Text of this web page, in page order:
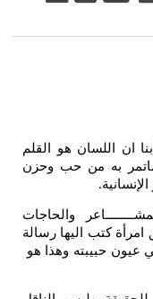
هو القلم
حب وحزن
والحاجات
رسالة
وهذا هو